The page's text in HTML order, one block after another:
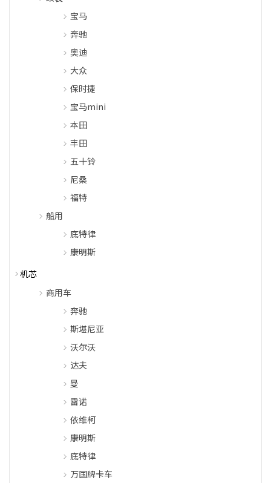
宝马
奔驰
奥迪
大众
保时捷
宝马mini
本田
丰田
五十铃
尼桑
福特
船用
底特律
康明斯
机芯
商用车
奔驰
斯堪尼亚
沃尔沃
达夫
曼
雷诺
依维柯
康明斯
底特律
万国牌卡车